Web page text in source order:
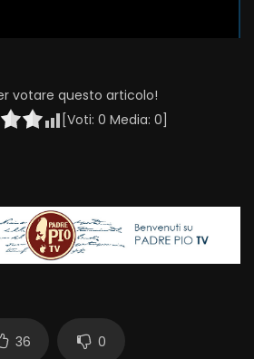
votare questo articolo!
[Voti: 0 Media: 0]
36 0